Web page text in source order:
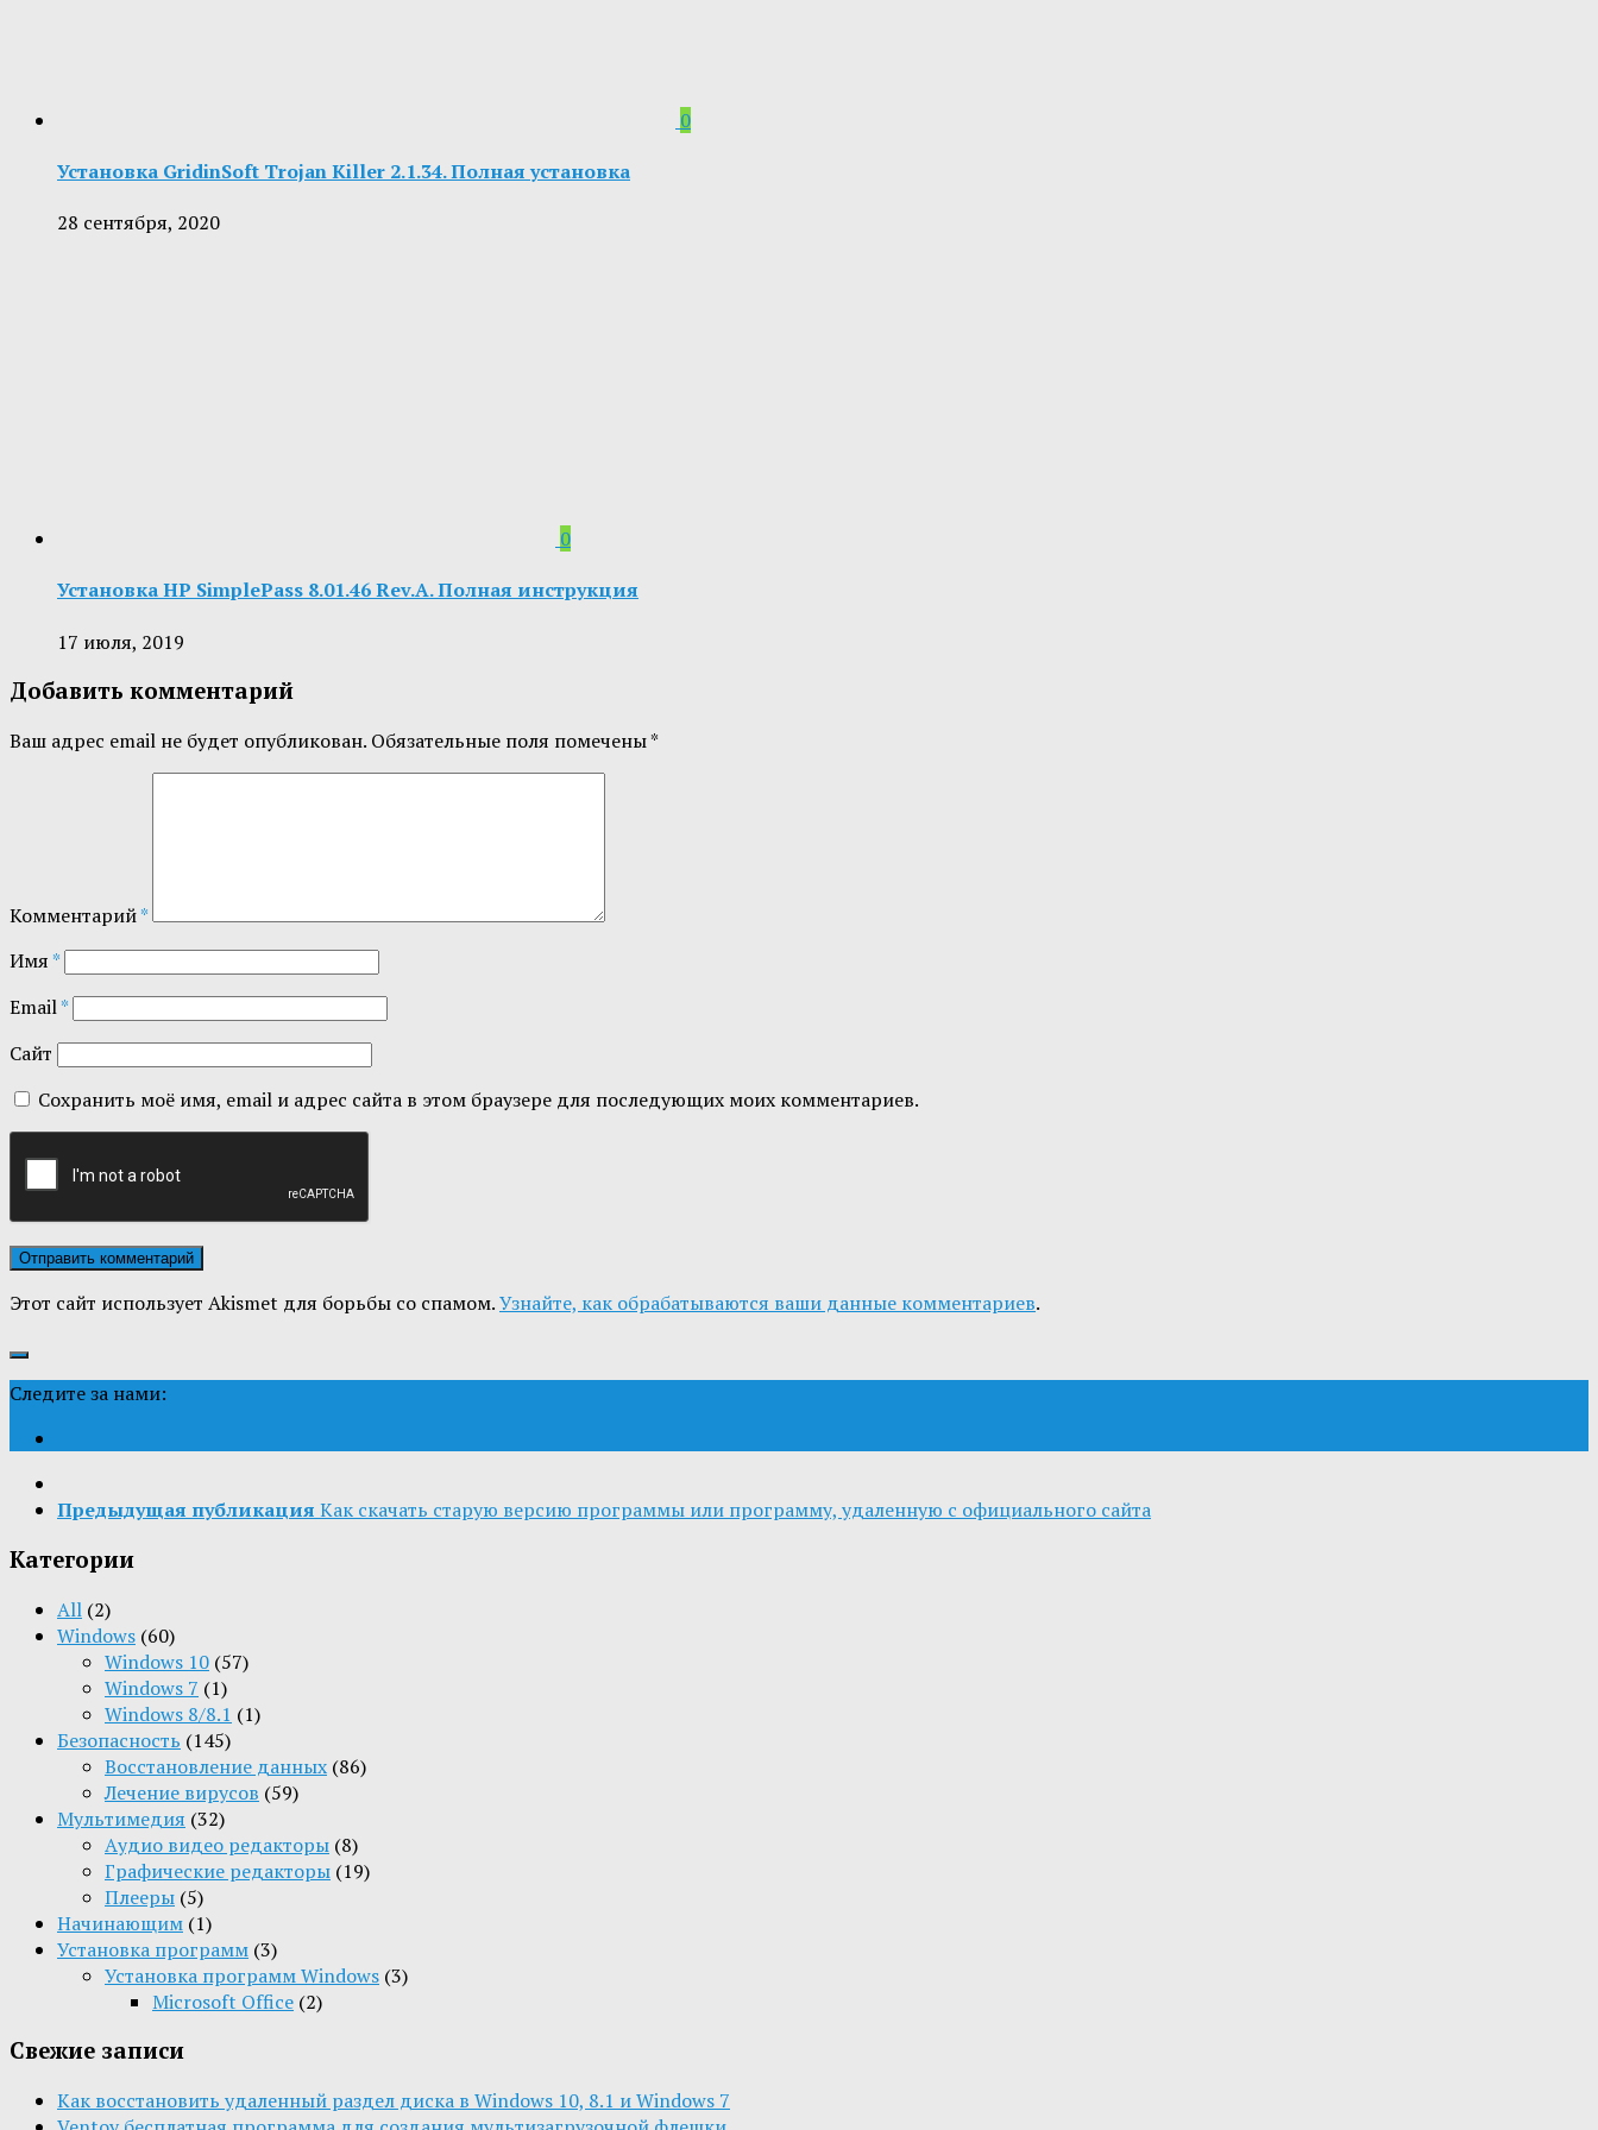
0
Установка GridinSoft Trojan Killer 2.1.34. Полная установка
28 сентября, 2020
0
Установка HP SimplePass 8.01.46 Rev.A. Полная инструкция
17 июля, 2019
Добавить комментарий
Ваш адрес email не будет опубликован. Обязательные поля помечены*
Комментарий*
Имя*
Email*
Сайт
Сохранить моё имя, email и адрес сайта в этом браузере для последующих моих комментариев.
Этот сайт использует Akismet для борьбы со спамом.Узнайте, как обрабатываются ваши данные комментариев.
Следите за нами:
Предыдущая публикация Как скачать старую версию программы или программу, удаленную с официального сайта
Категории
All (2)
Windows (60)
Windows 10 (57)
Windows 7 (1)
Windows 8/8.1 (1)
Безопасность (145)
Восстановление данных (86)
Лечение вирусов (59)
Мультимедия (32)
Aудио видео редакторы (8)
Графические редакторы (19)
Плееры (5)
Начинающим (1)
Установка программ (3)
Установка программ Windows (3)
Microsoft Office (2)
Свежие записи
Как восстановить удаленный раздел диска в Windows 10, 8.1 и Windows 7